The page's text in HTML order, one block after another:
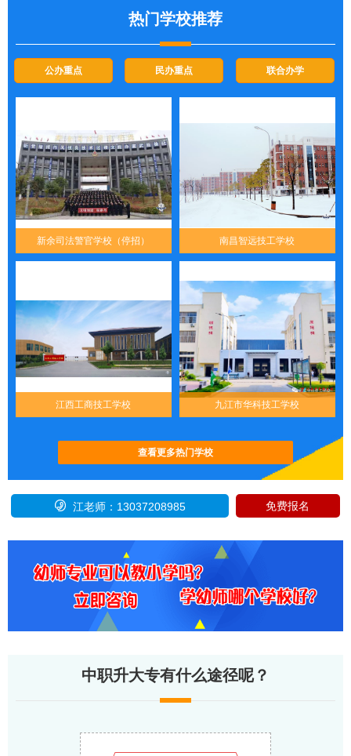
热门学校推荐
公办重点 民办重点 联合办学
新余司法警官学校（停招） 南昌智远技工学校
江西工商技工学校 九江市华科技工学校
查看更多热门学校
 江老师：13037208985 免费报名
中职升大专有什么途径呢？